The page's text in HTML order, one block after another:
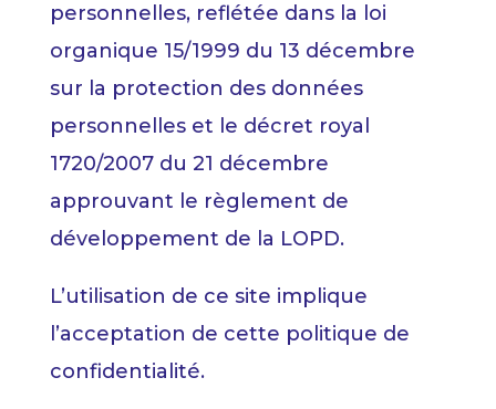
personnelles, reflétée dans la loi
organique 15/1999 du 13 décembre
sur la protection des données
personnelles et le décret royal
1720/2007 du 21 décembre
approuvant le règlement de
développement de la LOPD.
L’utilisation de ce site implique
l’acceptation de cette politique de
confidentialité.